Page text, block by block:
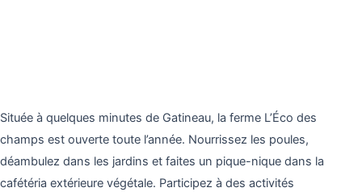
Située à quelques minutes de Gatineau, la ferme L’Éco des
champs est ouverte toute l’année. Nourrissez les poules,
déambulez dans les jardins et faites un pique-nique dans la
cafétéria extérieure végétale. Participez à des activités